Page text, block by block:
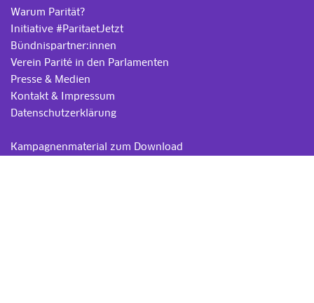
Warum Parität?
Initiative #ParitaetJetzt
Bündnispartner:innen
Verein Parité in den Parlamenten
Presse & Medien
Kontakt & Impressum
Datenschutzerklärung
Kampagnenmaterial zum Download